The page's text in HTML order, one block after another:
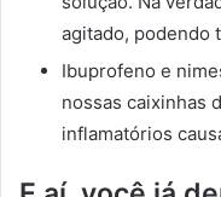
agitado, podendo
Ibuprofeno e
nossas caixinhas
inflamatórios